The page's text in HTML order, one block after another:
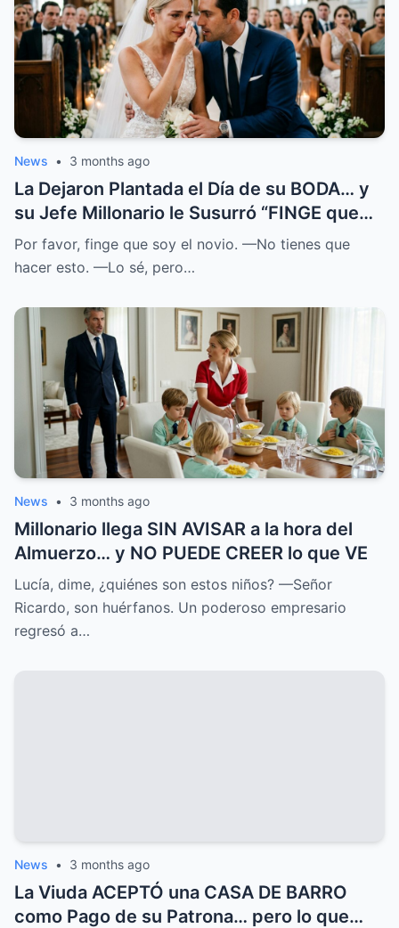
News • 3 months ago
La Dejaron Plantada el Día de su BODA… y
su Jefe Millonario le Susurró “FINGE que
SOY el NOVIO”
Por favor, finge que soy el novio. —No tienes que
hacer esto. —Lo sé, pero…
News • 3 months ago
Millonario llega SIN AVISAR a la hora del
Almuerzo… y NO PUEDE CREER lo que VE
Lucía, dime, ¿quiénes son estos niños? —Señor
Ricardo, son huérfanos. Un poderoso empresario
regresó a…
News • 3 months ago
La Viuda ACEPTÓ una CASA DE BARRO
como Pago de su Patrona… pero lo que